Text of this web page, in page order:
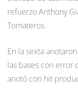
refuerzo Anthony
Tomateros.
En la sexta
las bases con error
anotó con hit